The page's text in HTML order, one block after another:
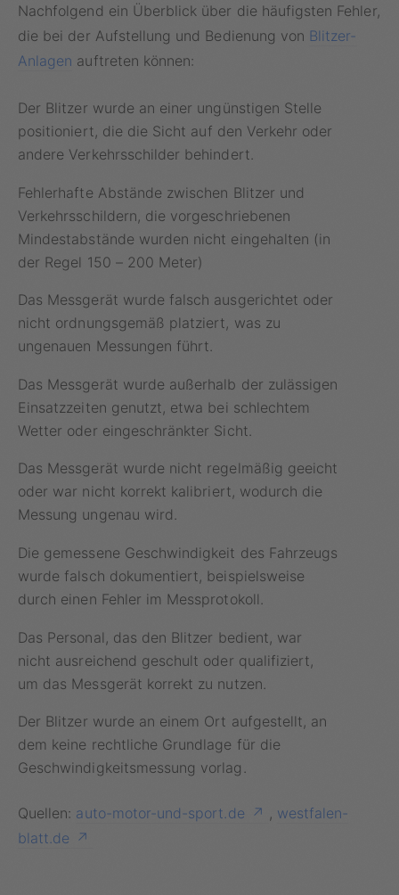
Nachfolgend ein Überblick über die häufigsten Fehler,
die bei der Aufstellung und Bedienung von Blitzer-
Anlagen auftreten können:
Der Blitzer wurde an einer ungünstigen Stelle
positioniert, die die Sicht auf den Verkehr oder
andere Verkehrsschilder behindert.
Fehlerhafte Abstände zwischen Blitzer und
Verkehrsschildern, die vorgeschriebenen
Mindestabstände wurden nicht eingehalten (in
der Regel 150 – 200 Meter)
Das Messgerät wurde falsch ausgerichtet oder
nicht ordnungsgemäß platziert, was zu
ungenauen Messungen führt.
Das Messgerät wurde außerhalb der zulässigen
Einsatzzeiten genutzt, etwa bei schlechtem
Wetter oder eingeschränkter Sicht.
Das Messgerät wurde nicht regelmäßig geeicht
oder war nicht korrekt kalibriert, wodurch die
Messung ungenau wird.
Die gemessene Geschwindigkeit des Fahrzeugs
wurde falsch dokumentiert, beispielsweise
durch einen Fehler im Messprotokoll.
Das Personal, das den Blitzer bedient, war
nicht ausreichend geschult oder qualifiziert,
um das Messgerät korrekt zu nutzen.
Der Blitzer wurde an einem Ort aufgestellt, an
dem keine rechtliche Grundlage für die
Geschwindigkeitsmessung vorlag.
Quellen: auto-motor-und-sport.de , westfalen-
blatt.de